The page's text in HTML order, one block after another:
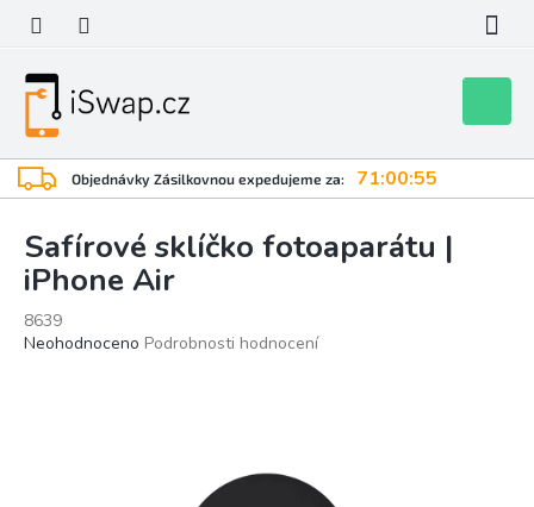
obsah
Objednávky Zásilkovnou expedujeme za: 71:00:54
košík
Safírové sklíčko fotoaparátu |
iPhone Air
8639
Průměrné
Neohodnoceno Podrobnosti hodnocení